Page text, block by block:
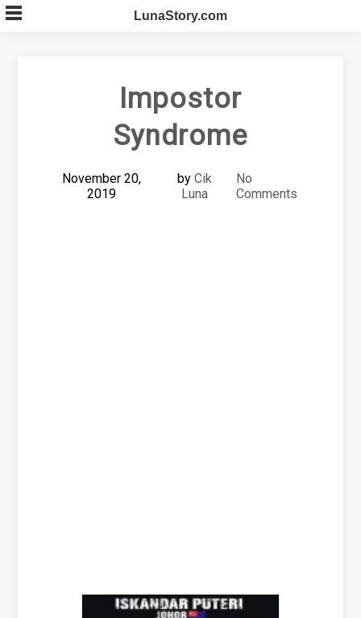
Skip
to
LunaStory.com
Impostor
Syndrome
November 20,
2019
byCik
Luna
No
Comments